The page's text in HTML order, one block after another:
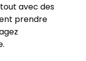
avec des
prendre